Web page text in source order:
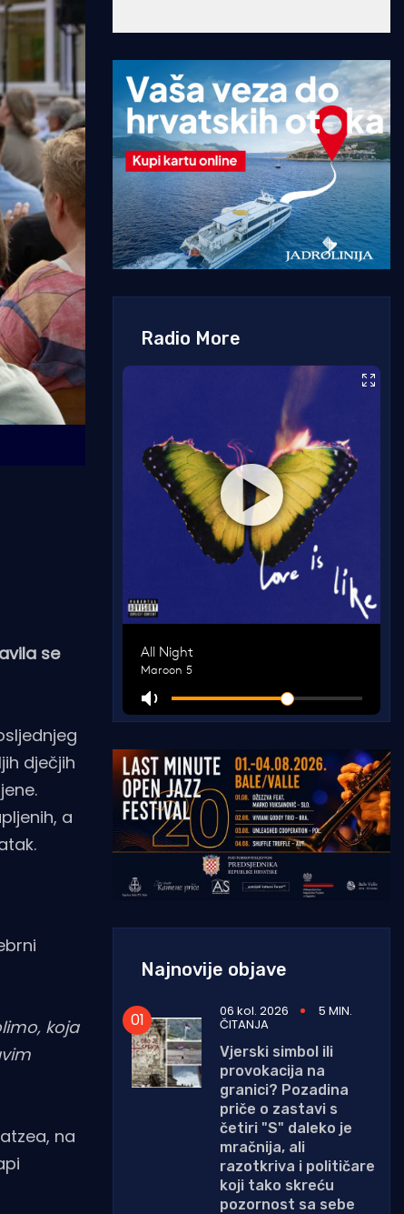
se
dječjih
a
koja
na
Radio More
Najnovije objave
06 kol. 2026 5 MIN.
ČITANJA
Vjerski simbol ili
provokacija na
granici? Pozadina
priče o zastavi s
četiri "S" daleko je
mračnija, ali
razotkriva i političare
koji tako skreću
pozornost sa sebe